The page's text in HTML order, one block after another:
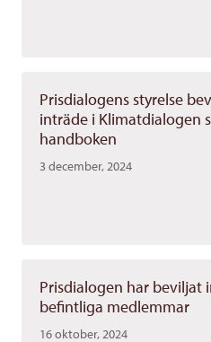
Prisdialogens styrelse
inträde i Klimatdialogen
handboken
3 december, 2024
Prisdialogen har beviljat
befintliga medlemmar
16 oktober, 2024